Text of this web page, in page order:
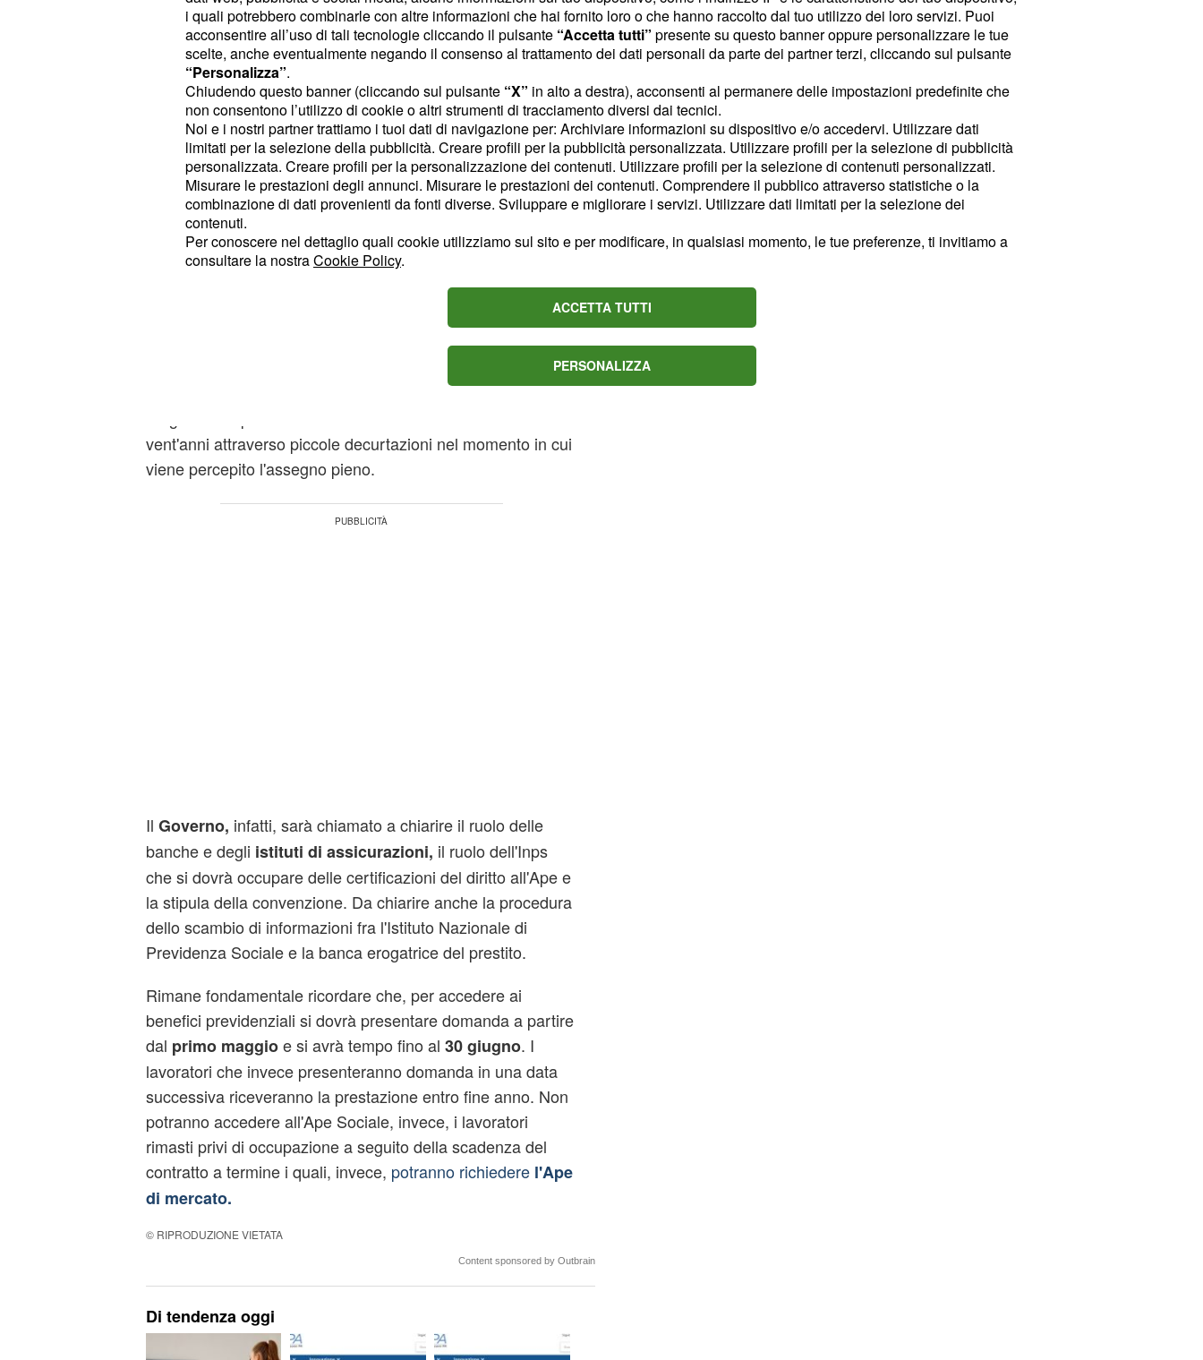
A margine dei confronti che si sono svolti negli ultimi giorni, i
sindacati hanno proposto unafranchigia di 24 mesi. Cosa
che è stata accettata solo in parte dall'esecutivo visto che, è
disposto ad inserire una franchigia di12 mesia favore di
quei lavoratori che nell'arco della loro vita lavorativa hanno
svolto mansioni particolarmente faticose e gravose. Lo
scopo, infatti, sarebbe quello di non escludere i lavoratori
che hanno alle spalle carriere discontinue ed in modo
particolare gli appartenenti al
Da chiarire l'Ape di mercato
che consentirebbe a migliaia di lavoratori di anticipare
accompagnati da 20 anni di contributi effettivamente versati
vent'anni attraverso piccole decurtazioni nel momento in cui
viene percepito l'assegno pieno.
Il Governo, infatti, sarà chiamato a chiarire il ruolo delle
banche e degli istituti di assicurazioni, il ruolo dell'Inps
che si dovrà occupare delle certificazioni del diritto all'Ape e
la stipula della convenzione. Da chiarire anche la procedura
dello scambio di informazioni fra l'Istituto Nazionale di
Previdenza Sociale e la banca erogatrice del prestito.
Rimane fondamentale ricordare che, per accedere ai
benefici previdenziali si dovrà presentare domanda a partire
dal primo maggioe si avrà tempo fino al 30 giugno. I
lavoratori che invece presenteranno domanda in una data
successiva riceveranno la prestazione entro fine anno. Non
potranno accedere all'Ape Sociale, invece, i lavoratori
rimasti privi di occupazione a seguito della scadenza del
contratto a termine i quali, invece, potranno richiederel'Ape
di mercato.
© RIPRODUZIONE VIETATA
Content sponsored by Outbrain
Di tendenza oggi
i quali potrebbero combinarle con altre informazioni che hai fornito loro o che hanno raccolto dal tuo utilizzo dei loro servizi. Puoi
acconsentire all’uso di tali tecnologie cliccando il pulsante “Accetta tutti” presente su questo banner oppure personalizzare le tue
scelte, anche eventualmente negando il consenso al trattamento dei dati personali da parte dei partner terzi, cliccando sul pulsante
“Personalizza”.
Chiudendo questo banner (cliccando sul pulsante “X” in alto a destra), acconsenti al permanere delle impostazioni predefinite che
non consentono l’utilizzo di cookie o altri strumenti di tracciamento diversi dai tecnici.
Noi e i nostri partner trattiamo i tuoi dati di navigazione per: Archiviare informazioni su dispositivo e/o accedervi. Utilizzare dati
limitati per la selezione della pubblicità. Creare profili per la pubblicità personalizzata. Utilizzare profili per la selezione di pubblicità
personalizzata. Creare profili per la personalizzazione dei contenuti. Utilizzare profili per la selezione di contenuti personalizzati.
Misurare le prestazioni degli annunci. Misurare le prestazioni dei contenuti. Comprendere il pubblico attraverso statistiche o la
combinazione di dati provenienti da fonti diverse. Sviluppare e migliorare i servizi. Utilizzare dati limitati per la selezione dei
contenuti.
Per conoscere nel dettaglio quali cookie utilizziamo sul sito e per modificare, in qualsiasi momento, le tue preferenze, ti invitiamo a
consultare la nostraCookie Policy.
ACCETTA TUTTI
PERSONALIZZA